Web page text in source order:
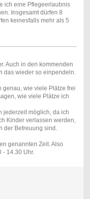
ich eine Pflegeerlaubnis
Insgesamt dürfen 8
keinesfalls mehr als 5
Auch in den kommenden
das wieder so einpendeln.
genau, wie viele Plätze frei
wie viele Plätze ich
jederzeit möglich, da ich
Kinder verlassen werden,
der Betreuung sind.
genannten Zeit. Also
- 14.30 Uhr.